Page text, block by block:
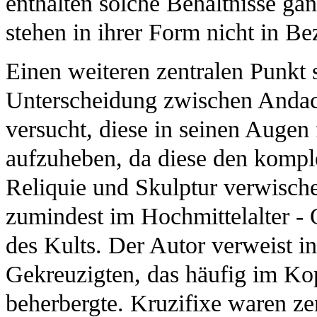
stehen in ihrer Form nicht in
Einen weiteren zentralen
Unterscheidung zwischen
versucht, diese in seinen
aufzuheben, da diese den
Reliquie und Skulptur
zumindest im Hochmittelalter -
des Kults. Der Autor verweist
Gekreuzigten, das häufig im
beherbergte. Kruzifixe waren